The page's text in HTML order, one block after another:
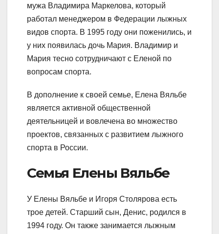
мужа Владимира Маркелова, который
работал менеджером в Федерации лыжных
видов спорта. В 1995 году они поженились, и
у них появилась дочь Мария. Владимир и
Мария тесно сотрудничают с Еленой по
вопросам спорта.
В дополнение к своей семье, Елена Вяльбе
является активной общественной
деятельницей и вовлечена во множество
проектов, связанных с развитием лыжного
спорта в России.
Семья Елены Вяльбе
У Елены Вяльбе и Игоря Столярова есть
трое детей. Старший сын, Денис, родился в
1994 году. Он также занимается лыжным